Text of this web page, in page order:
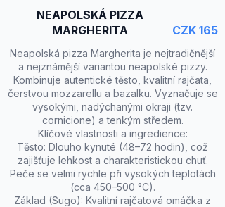
NEAPOLSKÁ PIZZA
MARGHERITA
Neapolská pizza Margherita je nejtradičnější
a nejznámější variantou neapolské pizzy.
Kombinuje autentické těsto, kvalitní rajčata,
čerstvou mozzarellu a bazalku. Vyznačuje se
vysokými, nadýchanými okraji (tzv.
cornicione) a tenkým středem.
Klíčové vlastnosti a ingredience:
Těsto: Dlouho kynuté (48–72 hodin), což
zajišťuje lehkost a charakteristickou chuť.
Peče se velmi rychle při vysokých teplotách
(cca 450–500 °C).
Základ (Sugo): Kvalitní rajčatová omáčka z
CZK 165